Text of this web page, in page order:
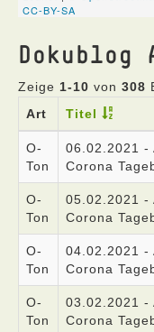
Dokublog
Zeige 1-10 von 308
Art
Titel
O-
Ton
06.02.2021 -
Corona
O-
Ton
05.02.2021 -
Corona
O-
Ton
04.02.2021 -
Corona
O-
Ton
03.02.2021 -
Corona